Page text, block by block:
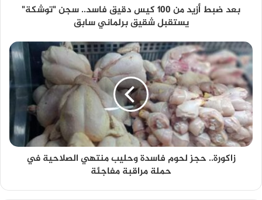
بعد ضبط أزيد من 100 كيس دقيق فاسد.. سجن "توشكة"
يستقبل شقيق برلماني سابق
زاكورة.. حجز لحوم فاسدة وحليب منتهي الصلاحية في
حملة مراقبة مفاجئة